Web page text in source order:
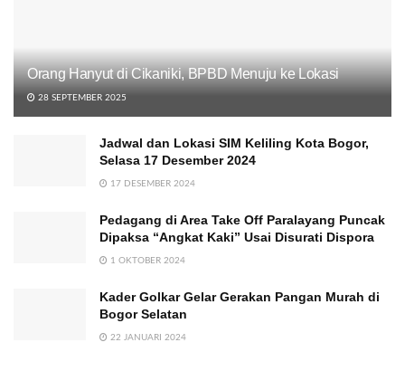
Orang Hanyut di Cikaniki, BPBD Menuju ke Lokasi
28 SEPTEMBER 2025
Jadwal dan Lokasi SIM Keliling Kota Bogor,
Selasa 17 Desember 2024
17 DESEMBER 2024
Pedagang di Area Take Off Paralayang Puncak
Dipaksa “Angkat Kaki” Usai Disurati Dispora
1 OKTOBER 2024
Kader Golkar Gelar Gerakan Pangan Murah di
Bogor Selatan
22 JANUARI 2024